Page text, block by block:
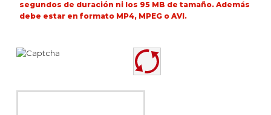
segundos de duración ni los 95 MB de tamaño. Además
debe estar en formato MP4, MPEG o AVI.